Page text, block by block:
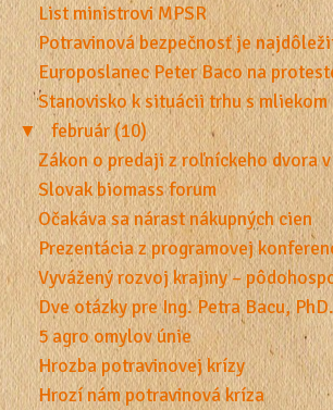
List ministrovi MPSR
Potravinová bezpečnosť je
Europoslanec Peter Baco na
Stanovisko k situácii trhu s mliekom
▼
február (10)
Zákon o predaji z roľníckeho dvora
Slovak biomass forum
Očakáva sa nárast nákupných cien
Prezentácia z programovej
Vyvážený rozvoj krajiny –
Dve otázky pre Ing. Petra Bacu, PhD.
5 agro omylov únie
Hrozba potravinovej krízy
Hrozí nám potravinová kríza